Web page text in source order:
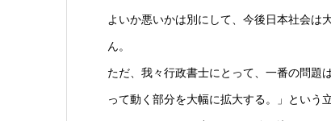
よいか悪いかは別にして、今後日本社会は
ん。
ただ、我々行政書士にとって、一番の問題
って動く部分を大幅に拡大する。」という